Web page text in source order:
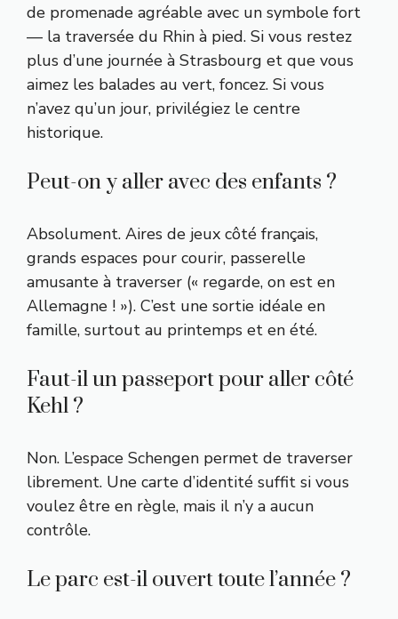
de promenade agréable avec un symbole fort
— la traversée du Rhin à pied. Si vous restez
plus d’une journée à Strasbourg et que vous
aimez les balades au vert, foncez. Si vous
n’avez qu’un jour, privilégiez le centre
historique.
Peut-on y aller avec des enfants ?
Absolument. Aires de jeux côté français,
grands espaces pour courir, passerelle
amusante à traverser (« regarde, on est en
Allemagne ! »). C’est une sortie idéale en
famille, surtout au printemps et en été.
Faut-il un passeport pour aller côté
Kehl ?
Non. L’espace Schengen permet de traverser
librement. Une carte d’identité suffit si vous
voulez être en règle, mais il n’y a aucun
contrôle.
Le parc est-il ouvert toute l’année ?